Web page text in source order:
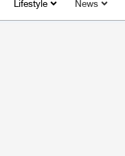
Lifestyle News